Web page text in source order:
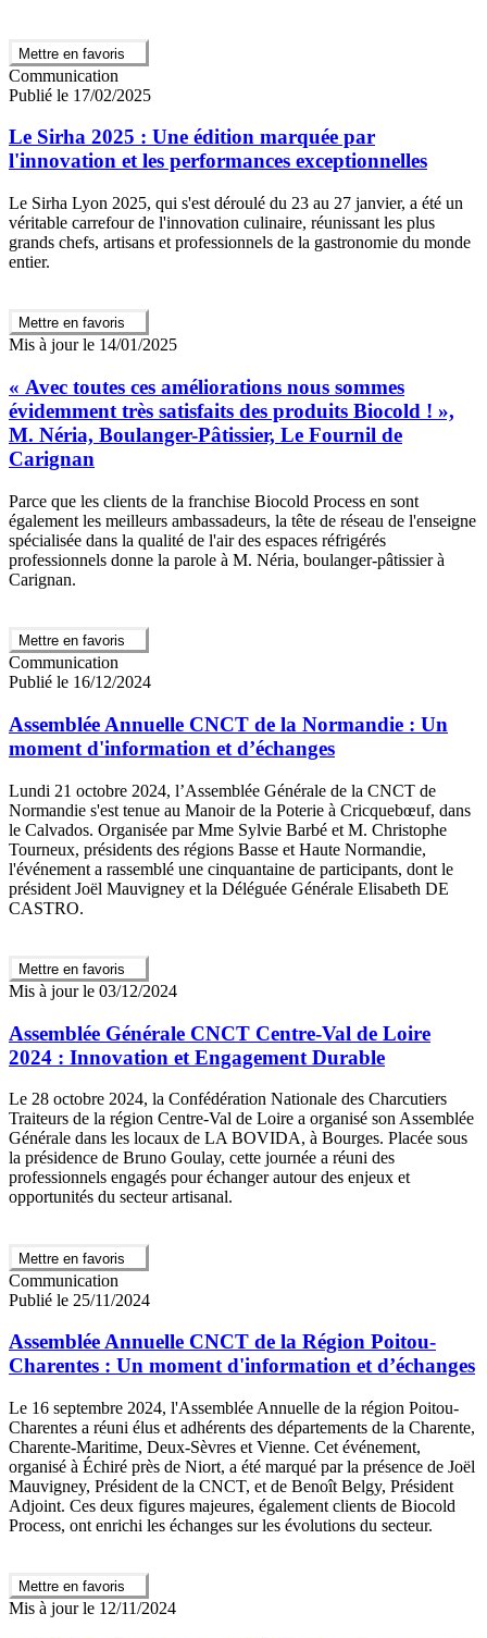
Mettre en favoris
Communication
Publié le 17/02/2025
Le Sirha 2025 : Une édition marquée par
l'innovation et les performances exceptionnelles
Le Sirha Lyon 2025, qui s'est déroulé du 23 au 27 janvier, a été un
véritable carrefour de l'innovation culinaire, réunissant les plus
grands chefs, artisans et professionnels de la gastronomie du monde
entier.
Mettre en favoris
Mis à jour le 14/01/2025
« Avec toutes ces améliorations nous sommes
évidemment très satisfaits des produits Biocold ! »,
M. Néria, Boulanger-Pâtissier, Le Fournil de
Carignan
Parce que les clients de la franchise Biocold Process en sont
également les meilleurs ambassadeurs, la tête de réseau de l'enseigne
spécialisée dans la qualité de l'air des espaces réfrigérés
professionnels donne la parole à M. Néria, boulanger-pâtissier à
Carignan.
Mettre en favoris
Communication
Publié le 16/12/2024
Assemblée Annuelle CNCT de la Normandie : Un
moment d'information et d’échanges
Lundi 21 octobre 2024, l’Assemblée Générale de la CNCT de
Normandie s'est tenue au Manoir de la Poterie à Cricquebœuf, dans
le Calvados. Organisée par Mme Sylvie Barbé et M. Christophe
Tourneux, présidents des régions Basse et Haute Normandie,
l'événement a rassemblé une cinquantaine de participants, dont le
président Joël Mauvigney et la Déléguée Générale Elisabeth DE
CASTRO.
Mettre en favoris
Mis à jour le 03/12/2024
Assemblée Générale CNCT Centre-Val de Loire
2024 : Innovation et Engagement Durable
Le 28 octobre 2024, la Confédération Nationale des Charcutiers
Traiteurs de la région Centre-Val de Loire a organisé son Assemblée
Générale dans les locaux de LA BOVIDA, à Bourges. Placée sous
la présidence de Bruno Goulay, cette journée a réuni des
professionnels engagés pour échanger autour des enjeux et
opportunités du secteur artisanal.
Mettre en favoris
Communication
Publié le 25/11/2024
Assemblée Annuelle CNCT de la Région Poitou-
Charentes : Un moment d'information et d’échanges
Le 16 septembre 2024, l'Assemblée Annuelle de la région Poitou-
Charentes a réuni élus et adhérents des départements de la Charente,
Charente-Maritime, Deux-Sèvres et Vienne. Cet événement,
organisé à Échiré près de Niort, a été marqué par la présence de Joël
Mauvigney, Président de la CNCT, et de Benoît Belgy, Président
Adjoint. Ces deux figures majeures, également clients de Biocold
Process, ont enrichi les échanges sur les évolutions du secteur.
Mettre en favoris
Mis à jour le 12/11/2024